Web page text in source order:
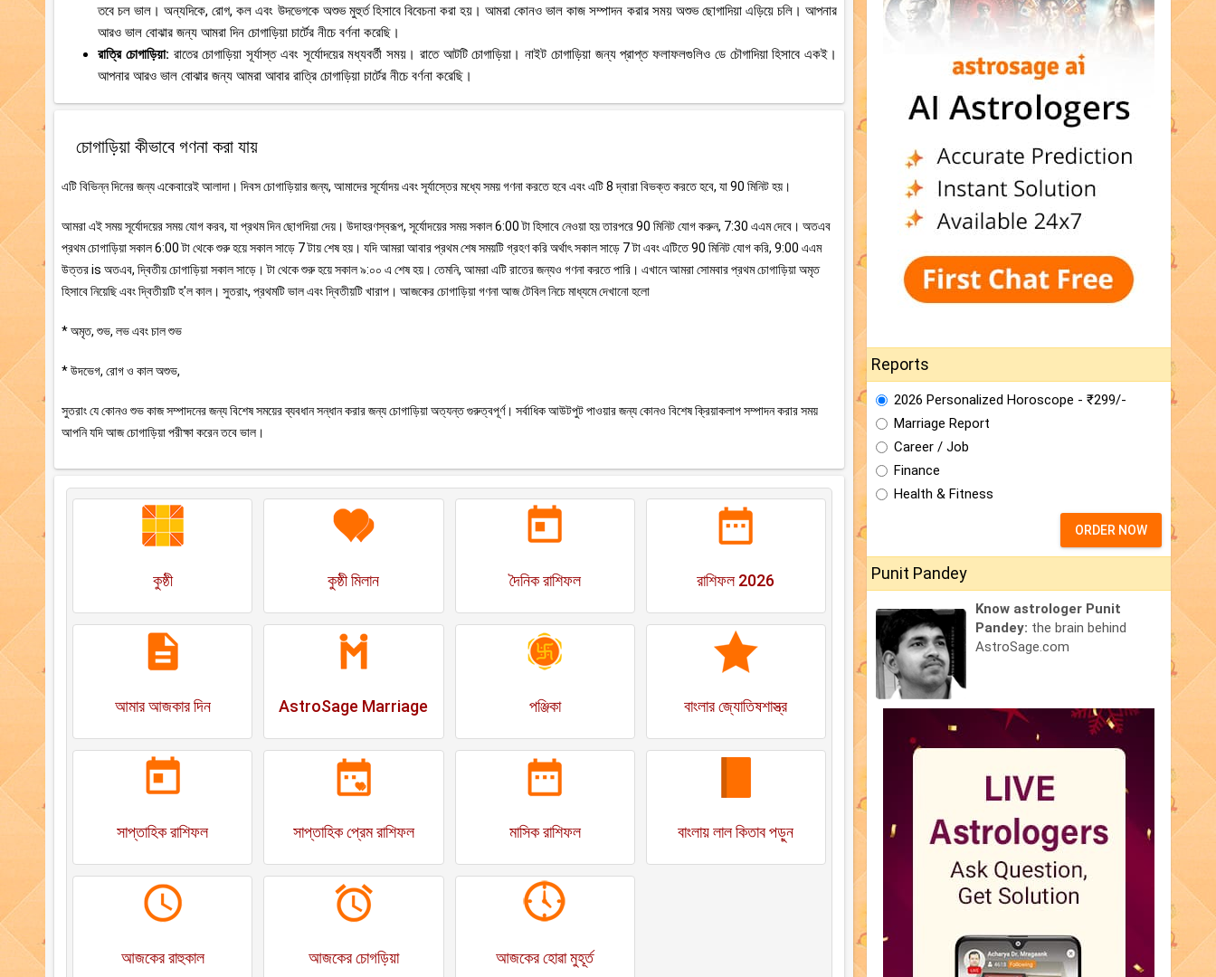
তবে চল ভাল। অন্যদিকে, রোগ, কল এবং উদভেগকে অশুভ মুহুর্ত হিসাবে বিবেচনা করা হয়। আমরা কোনও ভাল কাজ সম্পাদন করার সময় অশুভ ছোগাদিয়া এড়িয়ে চলি। আপনার
আরও ভাল বোঝার জন্য আমরা দিন চোগাড়িয়া চার্টের নীচে বর্ণনা করেছি।
রাত্রি চোগাড়িয়া: রাতের চোগাড়িয়া সূর্যাস্ত এবং সূর্যোদয়ের মধ্যবর্তী সময়। রাতে আটটি চোগাড়িয়া। নাইট চোগাড়িয়া জন্য প্রাপ্ত ফলাফলগুলিও ডে চৌগাদিয়া হিসাবে একই।
আপনার আরও ভাল বোঝার জন্য আমরা আবার রাত্রি চোগাড়িয়া চার্টের নীচে বর্ণনা করেছি।
চোগাড়িয়া কীভাবে গণনা করা যায়
এটি বিভিন্ন দিনের জন্য একেবারেই আলাদা। দিবস চোগাড়িয়ার জন্য, আমাদের সূর্যোদয় এবং সূর্যাস্তের মধ্যে সময় গণনা করতে হবে এবং এটি 8 দ্বারা বিভক্ত করতে হবে, যা 90 মিনিট হয়।
আমরা এই সময় সূর্যোদয়ের সময় যোগ করব, যা প্রথম দিন ছোগদিয়া দেয়। উদাহরণস্বরূপ, সূর্যোদয়ের সময় সকাল 6:00 টা হিসাবে নেওয়া হয় তারপরে 90 মিনিট যোগ করুন, 7:30 এএম দেবে। অতএব
প্রথম চোগাড়িয়া সকাল 6:00 টা থেকে শুরু হয়ে সকাল সাড়ে 7 টায় শেষ হয়। যদি আমরা আবার প্রথম শেষ সময়টি গ্রহণ করি অর্থাৎ সকাল সাড়ে 7 টা এবং এটিতে 90 মিনিট যোগ করি, 9:00 এএম
উত্তর is অতএব, দ্বিতীয় চোগাড়িয়া সকাল সাড়ে। টা থেকে শুরু হয়ে সকাল ৯:০০ এ শেষ হয়। তেমনি, আমরা এটি রাতের জন্যও গণনা করতে পারি। এখানে আমরা সোমবার প্রথম চোগাড়িয়া অমৃত
হিসাবে নিয়েছি এবং দ্বিতীয়টি হ'ল কাল। সুতরাং, প্রথমটি ভাল এবং দ্বিতীয়টি খারাপ। আজকের চোগাড়িয়া গণনা আজ টেবিল নিচে মাধ্যমে দেখানো হলো
* অমৃত, শুভ, লভ এবং চাল শুভ
* উদভেগ, রোগ ও কাল অশুভ,
সুতরাং যে কোনও শুভ কাজ সম্পাদনের জন্য বিশেষ সময়ের ব্যবধান সন্ধান করার জন্য চোগাড়িয়া অত্যন্ত গুরুত্বপূর্ণ। সর্বাধিক আউটপুট পাওয়ার জন্য কোনও বিশেষ ক্রিয়াকলাপ সম্পাদন করার সময়
আপনি যদি আজ চোগাড়িয়া পরীক্ষা করেন তবে ভাল।
কুষ্ঠী কুষ্ঠী মিলান দৈনিক রাশিফল রাশিফল 2026
আমার আজকার দিন AstroSage Marriage পঞ্জিকা বাংলার জ্যোতিষশাস্ত্র
সাপ্তাহিক রাশিফল সাপ্তাহিক প্রেম রাশিফল মাসিক রাশিফল বাংলায় লাল কিতাব পড়ুন
আজকের রাহুকাল আজকের চোগড়িয়া আজকের হোৱা মুহূর্ত
Reports
2026 Personalized Horoscope - ₹299/-
Marriage Report
Career / Job
Finance
Health & Fitness
ORDER NOW
Punit Pandey
Know astrologer Punit
Pandey: the brain behind
AstroSage.com